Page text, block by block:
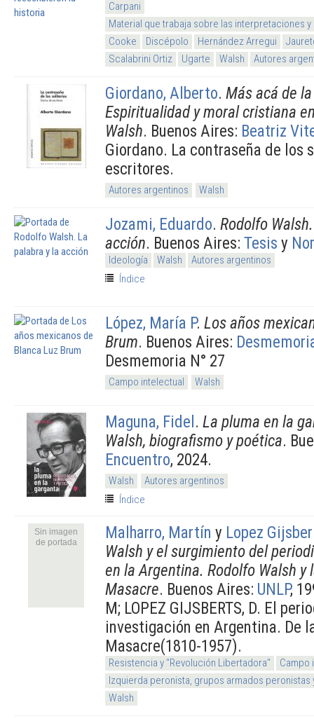
Carpani
Material que trabaja sobre las interpretaciones
Cooke
Discépolo Hernández Arregui
Scalabrini Ortiz
Ugarte Walsh Autores
Giordano, Alberto. Más acá de
Espiritualidad y moral cristiana
Walsh. Buenos Aires: Beatriz
Giordano. La contraseña de los
escritores.
Autores argentinos Walsh
Jozami, Eduardo. Rodolfo
acción. Buenos Aires: Tesis y
Ideología Walsh
Autores argentinos
Índice
López, María P. Los años
Brum. Buenos Aires:
Desmemoria N° 27
Campo intelectual Walsh
Maguna, Fidel. La pluma en la
Walsh, biografismo y poética.
Encuentro, 2024.
Walsh
Autores argentinos
Índice
Sin imagen
de portada
Malharro, Martín y Lopez
Walsh y el surgimiento del
en la Argentina. Rodolfo Walsh y
Masacre. Buenos Aires: UNLP,
M; LOPEZ GIJSBERTS, D. El
investigación en Argentina. De
Masacre(1810-1957).
Resistencia y "Revolución Libertadora"
Campo
Izquierda peronista, grupos armados
Walsh